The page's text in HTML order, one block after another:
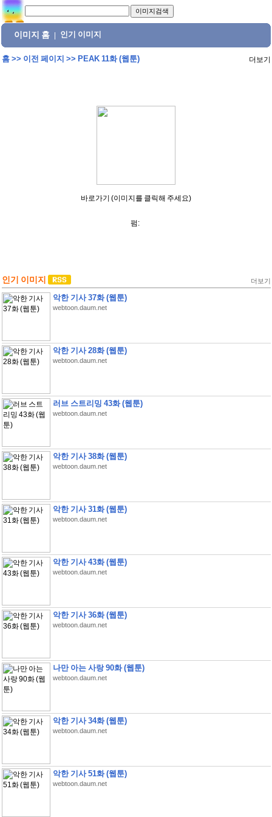
이미지 홈 인기 이미지
홈>> 이전 페이지 >> PEAK 11화 (웹툰) 더보기
바로가기 (이미지를 클릭해 주세요)
펌:
인기 이미지 더보기
악한 기사 37화 (웹툰)
webtoon.daum.net
악한 기사 28화 (웹툰)
webtoon.daum.net
러브 스트리밍 43화 (웹툰)
webtoon.daum.net
악한 기사 38화 (웹툰)
webtoon.daum.net
악한 기사 31화 (웹툰)
webtoon.daum.net
악한 기사 43화 (웹툰)
webtoon.daum.net
악한 기사 36화 (웹툰)
webtoon.daum.net
나만 아는 사랑 90화 (웹툰)
webtoon.daum.net
악한 기사 34화 (웹툰)
webtoon.daum.net
악한 기사 51화 (웹툰)
webtoon.daum.net